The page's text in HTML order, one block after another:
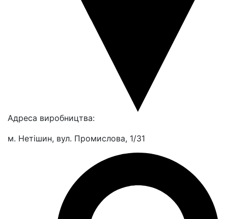
Адреса виробництва:
м. Нетішин, вул. Промислова, 1/31